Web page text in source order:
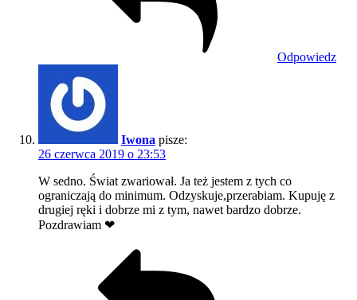
Odpowiedz
Iwona pisze:
26 czerwca 2019 o 23:53
W sedno. Świat zwariował. Ja też jestem z tych co
ograniczają do minimum. Odzyskuje,przerabiam. Kupuję z
drugiej ręki i dobrze mi z tym, nawet bardzo dobrze.
Pozdrawiam ❤